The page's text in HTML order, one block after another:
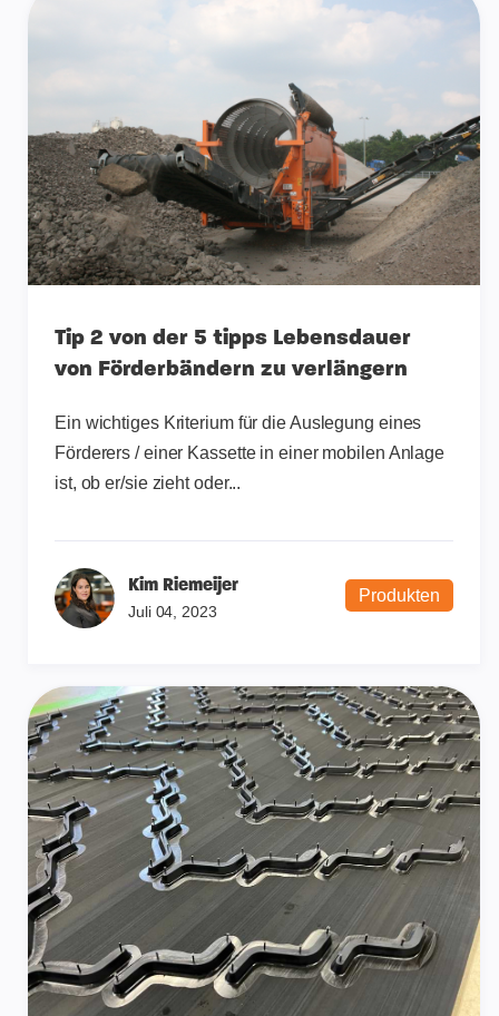
Tip 2 von der 5 tipps Lebensdauer
von Förderbändern zu verlängern
Ein wichtiges Kriterium für die Auslegung eines
Förderers / einer Kassette in einer mobilen Anlage
ist, ob er/sie zieht oder...
Kim Riemeijer
Juli 04, 2023
Produkten